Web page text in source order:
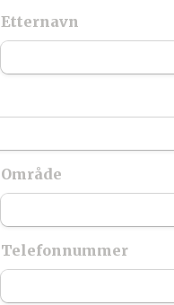
Etternavn
Område
Telefonnummer